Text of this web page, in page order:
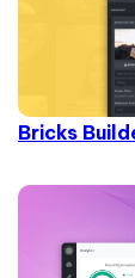
Bricks